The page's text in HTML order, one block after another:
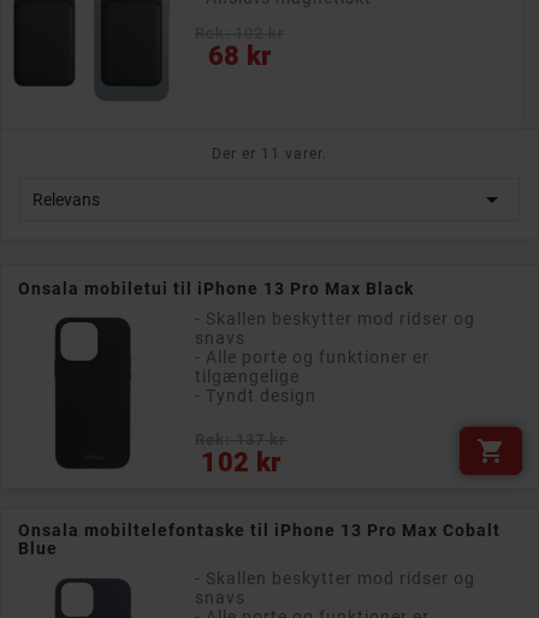
68 kr
Pris
Der er 11 varer.
Relevans 
Onsala mobiletui til iPhone 13 Pro Max Black
- Skallen beskytter mod ridser og
snavs
- Alle porte og funktioner er
tilgængelige
- Tyndt design
102 kr
Pris 
Onsala mobiltelefontaske til iPhone 13 Pro Max Cobalt
Blue
- Skallen beskytter mod ridser og
snavs